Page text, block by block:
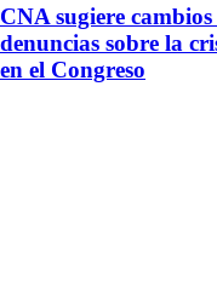
CNA sugiere
denuncias sobre la
en el Congreso